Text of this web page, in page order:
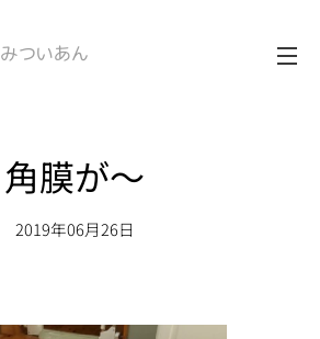
みついあん
角膜が〜
2019年06月26日